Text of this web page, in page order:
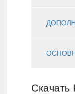
Скачать